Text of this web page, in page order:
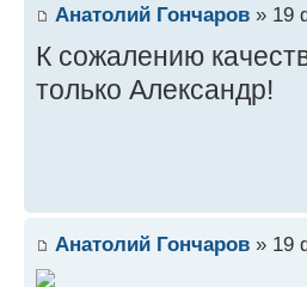
Анатолий Гончаров » 19
К сожалению
только Александр!
Анатолий Гончаров » 19